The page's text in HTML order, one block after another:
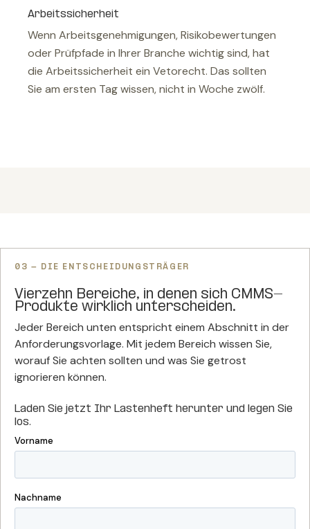
Arbeitssicherheit
Wenn Arbeitsgenehmigungen, Risikobewertungen
oder Prüfpfade in Ihrer Branche wichtig sind, hat
die Arbeitssicherheit ein Vetorecht. Das sollten
Sie am ersten Tag wissen, nicht in Woche zwölf.
03 - DIE ENTSCHEIDUNGSTRÄGER
Vierzehn Bereiche, in denen sich CMMS-
Produkte wirklich unterscheiden.
Jeder Bereich unten entspricht einem Abschnitt in der
Anforderungsvorlage. Mit jedem Bereich wissen Sie,
worauf Sie achten sollten und was Sie getrost
ignorieren können.
Laden Sie jetzt Ihr Lastenheft herunter und legen Sie
los.